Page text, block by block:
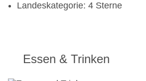
Landeskategorie: 4 Sterne
Essen & Trinken